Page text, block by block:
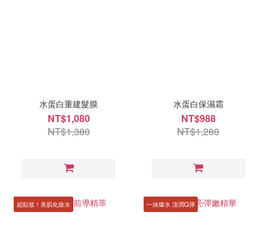
水蛋白重建髮膜
NT$1,080
NT$1,380
水蛋白保濕霜
NT$988
NT$1,280
超貼妝！美肌化妝水 一抹爆水 澎潤Q彈